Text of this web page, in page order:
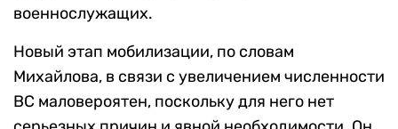
военнослужащих.
Новый этап мобилизации, по словам
Михайлова, в связи с увеличением численности
ВС маловероятен, поскольку для него нет